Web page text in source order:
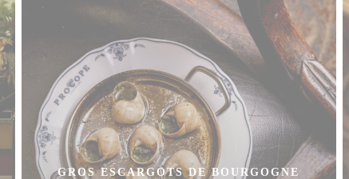
GROS ESCARGOTS DE BOURGOGNE